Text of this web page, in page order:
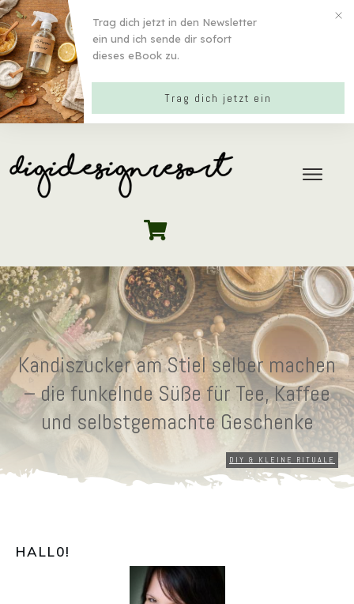
Kandiszucker am Stiel selber machen
– die funkelnde Süße für Tee, Kaffee
und selbstgemachte Geschenke
DIY & KLEINE RITUALE
HALL0!
Trag dich jetzt in den Newsletter
ein und ich sende dir sofort
dieses eBook zu.
Trag dich jetzt ein